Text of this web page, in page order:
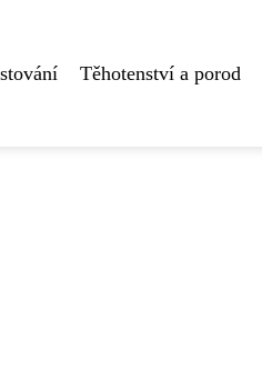
Těhotenství a porod